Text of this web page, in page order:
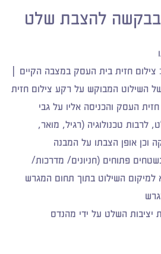
להצבת שלט
חזית בית העסק במצבה הקיים |
השילוט המבוקש על רקע צילום חזית
העסק והכניסה אליו על גבי
לרבות טכנולוגיה (רגיל, מואר,
וכן אופן הצבתו על המבנה
פתוחים (חניונים/ מדרכות/
השילוט בתוך תחום המגרש
השלט על ידי מהנדס